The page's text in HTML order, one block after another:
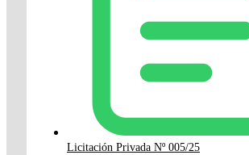
Licitación Privada Nº 005/25